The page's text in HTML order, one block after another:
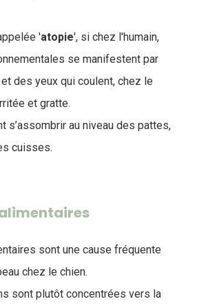
'atopie', si chez l'humain,
se manifestent par
des yeux qui coulent, chez le
et gratte.
s’assombrir au niveau des pattes,
cuisses.
sont une cause fréquente
chez le chien.
sont plutôt concentrées vers la